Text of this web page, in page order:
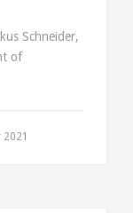
Schneider,
of